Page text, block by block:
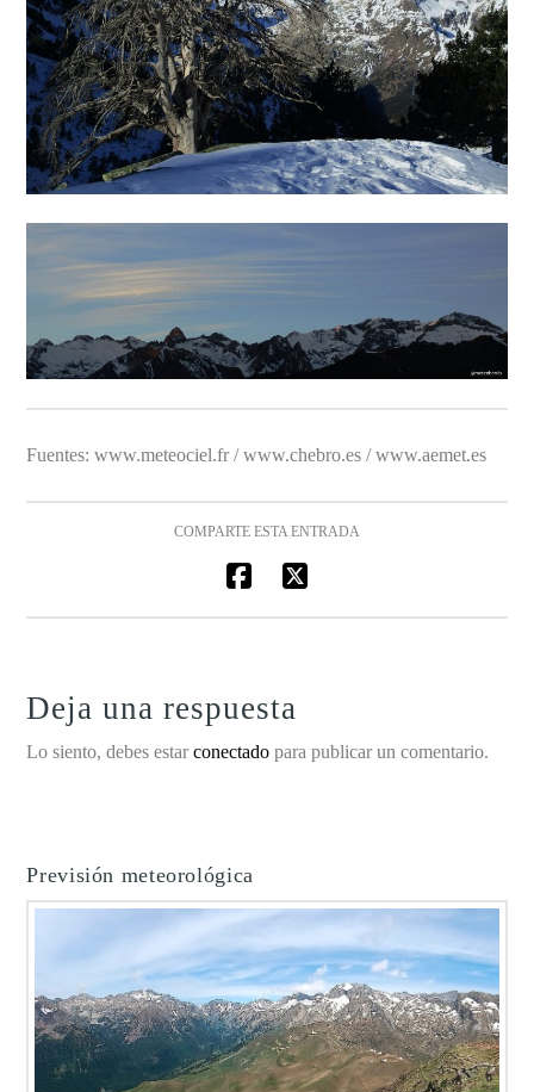
Fuentes: www.meteociel.fr / www.chebro.es / www.aemet.es
COMPARTE ESTA ENTRADA
Deja una respuesta
Lo siento, debes estarconectado para publicar un comentario.
Previsión meteorológica